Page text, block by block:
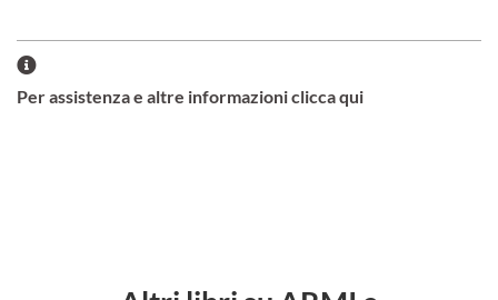
Per assistenza e altre informazioni clicca qui